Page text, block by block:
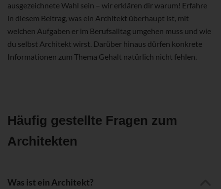
ausgezeichnete Wahl sein – wir erklären dir warum! Erfahre
in diesem Beitrag, was ein Architekt überhaupt ist, mit
welchen Aufgaben er im Berufsalltag umgehen muss und wie
du selbst Architekt wirst. Darüber hinaus dürfen konkrete
Informationen zum Thema Gehalt natürlich nicht fehlen.
Häufig gestellte Fragen zum
Architekten
Was ist ein Architekt?